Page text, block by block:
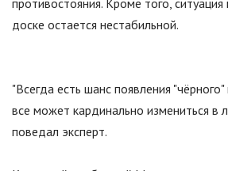
противостояния. Кроме того, ситуация
доске остается нестабильной.
"Всегда есть шанс появления
все может кардинально измениться в
поведал эксперт.